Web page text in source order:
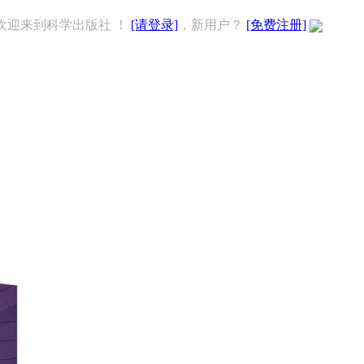
迎来到科学出版社 ！ [请登录] ，新用户？ [免费注册]